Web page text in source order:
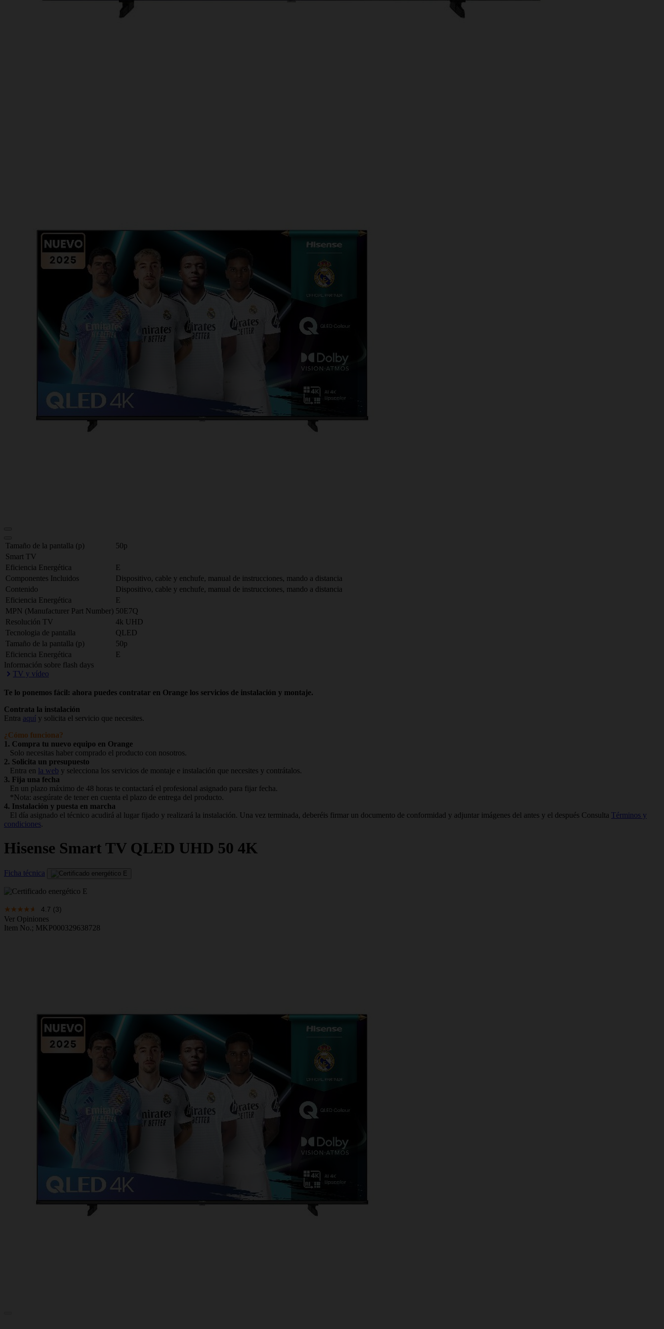
Tamaño de la pantalla (p)
50p
Smart TV
Eficiencia Energética
E
Componentes Incluidos
Dispositivo, cable y enchufe, manual de instrucciones, mando a distancia
Contenido
Dispositivo, cable y enchufe, manual de instrucciones, mando a distancia
Eficiencia Energética
E
MPN (Manufacturer Part Number) 50E7Q
Resolución TV
4k UHD
Tecnologia de pantalla
QLED
Tamaño de la pantalla (p)
50p
Eficiencia Energética
E
Información sobre flash days
TV y vídeo
Te lo ponemos fácil: ahora puedes contratar en Orange los servicios de instalación y montaje.
Contrata la instalación
Entra aquí y solicita el servicio que necesites.
¿Cómo funciona?
1. Compra tu nuevo equipo en Orange
Solo necesitas haber comprado el producto con nosotros.
2. Solicita un presupuesto
Entra en la web y selecciona los servicios de montaje e instalación que necesites y contrátalos.
3. Fija una fecha
En un plazo máximo de 48 horas te contactará el profesional asignado para fijar fecha.
*Nota: asegúrate de tener en cuenta el plazo de entrega del producto.
4. Instalación y puesta en marcha
El día asignado el técnico acudirá al lugar fijado y realizará la instalación. Una vez terminada, deberéis firmar un documento de conformidad y adjuntar imágenes del antes y el después Consulta Términos y
condiciones.
Hisense Smart TV QLED UHD 50 4K
Ficha técnica
4.7 (3)
Ver Opiniones
Item No.; MKP000329638728